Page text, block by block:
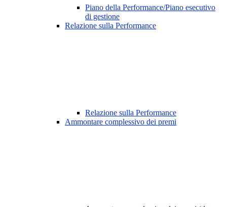
Piano della Performance/Piano esecutivo
di gestione
Relazione sulla Performance
Relazione sulla Performance
Ammontare complessivo dei premi